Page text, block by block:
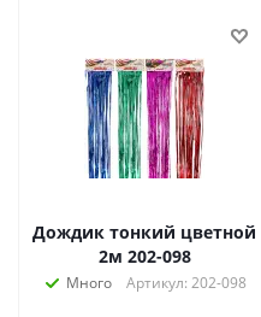
Дождик тонкий цветной
2м 202-098
Много Артикул: 202-098